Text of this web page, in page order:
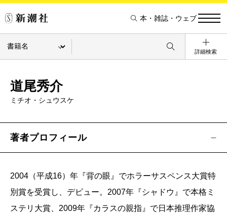
本・雑誌・ウェブ
詳細検索
道尾秀介
ミチオ・シュウスケ
著者プロフィール
2004（平成16）年『背の眼』でホラーサスペンス大賞特
別賞を受賞し、デビュー。2007年『シャドウ』で本格ミ
ステリ大賞、2009年『カラスの親指』で日本推理作家協